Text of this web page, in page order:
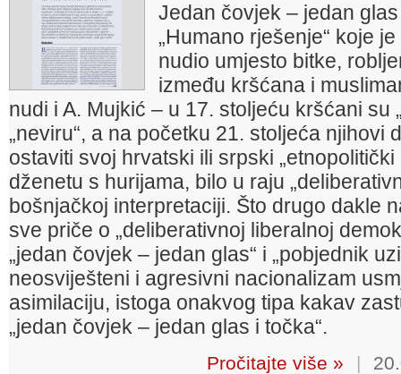
Jedan čovjek – jedan
„Humano rješenje“ koje
nudio umjesto bitke,
između kršćana i
nudi i A. Mujkić – u 17. stoljeću kršćani su
„neviru“, a na početku 21. stoljeća njihovi
ostaviti svoj hrvatski ili srpski
dženetu s hurijama, bilo u raju
bošnjačkoj interpretaciji. Što drugo dakle
sve priče o „deliberativnoj liberalnoj
„jedan čovjek – jedan glas“ i „pobjednik
neosviješteni i agresivni nacionalizam
asimilaciju, istoga onakvog tipa kakav
„jedan čovjek – jedan glas i točka“.
Pročitajte više » |